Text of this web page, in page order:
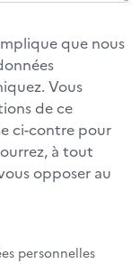
que nous
Vous
de ce
ci-contre pour
à tout
opposer au
personnelles